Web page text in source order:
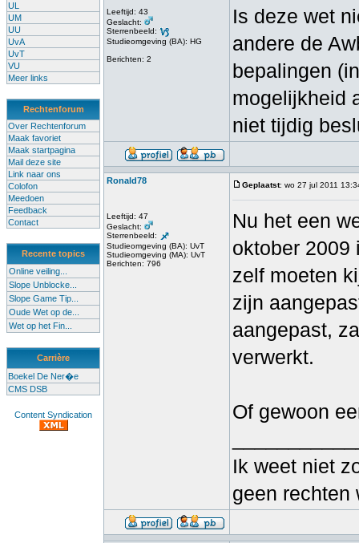
UL
UM
UU
UvA
UvT
VU
Meer links
Rechtenforum
Over Rechtenforum
Maak favoriet
Maak startpagina
Mail deze site
Link naar ons
Colofon
Meedoen
Feedback
Contact
Recente topics
Online veiling...
Slope Unblocke...
Slope Game Tip...
Oude Wet op de...
Wet op het Fin...
Carrière
Boekel De Ner�e
CMS DSB
Content Syndication
Leeftijd: 43
Geslacht:
Sterrenbeeld:
Studieomgeving (BA): HG
Berichten: 2
Is deze wet
andere de
bepalingen
mogelijkheid
niet tijdig
Ronald78
Leeftijd: 47
Geslacht:
Sterrenbeeld:
Studieomgeving (BA): UvT
Studieomgeving (MA): UvT
Berichten: 796
Geplaatst: wo 27 jul 2011
Nu het een
oktober 2009
zelf moeten
zijn
aangepast,
verwerkt.
Of gewoon
Ik weet niet
geen rechten